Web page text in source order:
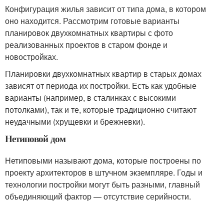
Конфигурация жилья зависит от типа дома, в котором
оно находится. Рассмотрим готовые варианты
планировок двухкомнатных квартиры с фото
реализованных проектов в старом фонде и
новостройках.
Планировки двухкомнатных квартир в старых домах
зависят от периода их постройки. Есть как удобные
варианты (например, в сталинках с высокими
потолками), так и те, которые традиционно считают
неудачными (хрущевки и брежневки).
Нетиповой дом
Нетиповыми называют дома, которые построены по
проекту архитекторов в штучном экземпляре. Годы и
технологии постройки могут быть разными, главный
объединяющий фактор — отсутствие серийности.